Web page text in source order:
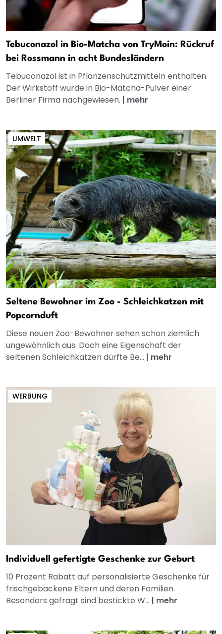
Tebuconazol in Bio-Matcha von TryMoin: Rückruf
bei Rossmann in acht Bundesländern
Tebuconazol ist in Pflanzenschutzmitteln enthalten.
Der Wirkstoff wurde in Bio-Matcha-Pulver einer
Berliner Firma nachgewiesen. | mehr
UMWELT
Seltene Bewohner im Zoo - Schleichkatzen mit
Popcornduft
Diese neuen Zoo-Bewohner sehen schon ziemlich
ungewöhnlich aus. Doch eine Eigenschaft der
seltenen Schleichkatzen dürfte Be... | mehr
WERBUNG
Individuell gefertigte Geschenke zur Geburt
10 Prozent Rabatt auf personalisierte Geschenke für
frischgebackene Eltern und deren Familien.
Besonders gefragt sind bestickte W... | mehr